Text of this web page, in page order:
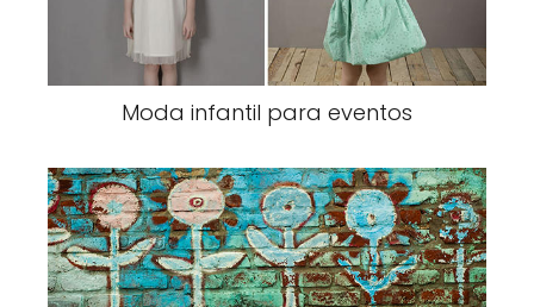
Moda infantil para eventos